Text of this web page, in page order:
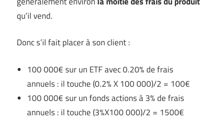
qu’il vend.
Donc s’il fait placer à son client :
100 000€ sur un ETF avec 0.20% de frais
annuels : il touche (0.2% X 100 000)/2 = 100€
100 000€ sur un fonds actions à 3% de frais
annuels : il touche (3%X100 000)/2 = 1500€